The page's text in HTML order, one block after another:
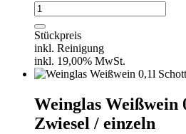
Weinglas
Weißwein
/
VPE
16
Stück
Stückpreis
inkl. Reinigung
inkl. 19,00% MwSt.
Weinglas Weißwein
Zwiesel / einzeln